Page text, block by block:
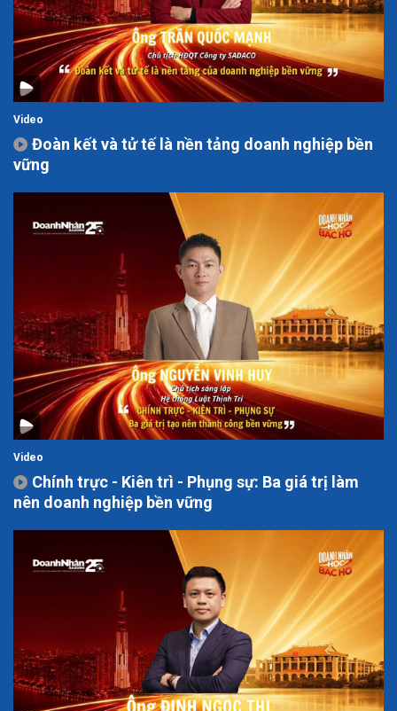
Video
Đoàn kết và tử tế là nền tảng doanh nghiệp bền
vững
Video
Chính trực - Kiên trì - Phụng sự: Ba giá trị làm
nên doanh nghiệp bền vững